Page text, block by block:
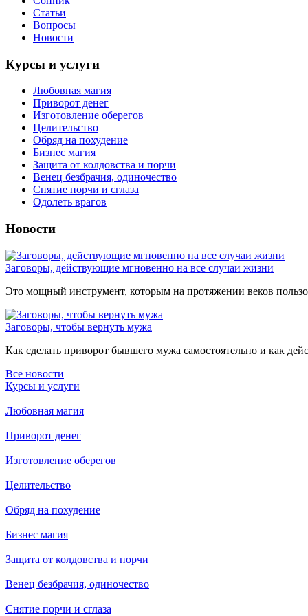
Статьи
Вопросы
Новости
Курсы и услуги
Любовная магия
Приворот денег
Изготовление оберегов
Целительство
Обряд на похудение
Бизнес магия
Защита от колдовства и порчи
Венец безбрачия, одиночество
Снятие порчи и сглаза
Одолеть врагов
Новости
Заговоры, действующие мгновенно на все случаи жизни
Это мощный инструмент, которым на протяжении веков
Заговоры, чтобы вернуть мужа
Как сделать приворот бывшего мужа самостоятельно и как
Все новости
Курсы и услуги
Любовная магия
Приворот денег
Изготовление оберегов
Целительство
Обряд на похудение
Бизнес магия
Защита от колдовства и порчи
Венец безбрачия, одиночество
Снятие порчи и сглаза